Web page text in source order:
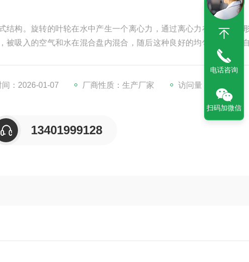
结构。旋转的叶轮在水中产生一个离心力，通过离心力在叶轮周围
被吸入的空气和水在混合盘内混合，随后这种良好的均匀的混合物
间：2026-01-07 厂商性质：生产厂家 访问量：1330
13401999128
电话咨询
扫码加微信